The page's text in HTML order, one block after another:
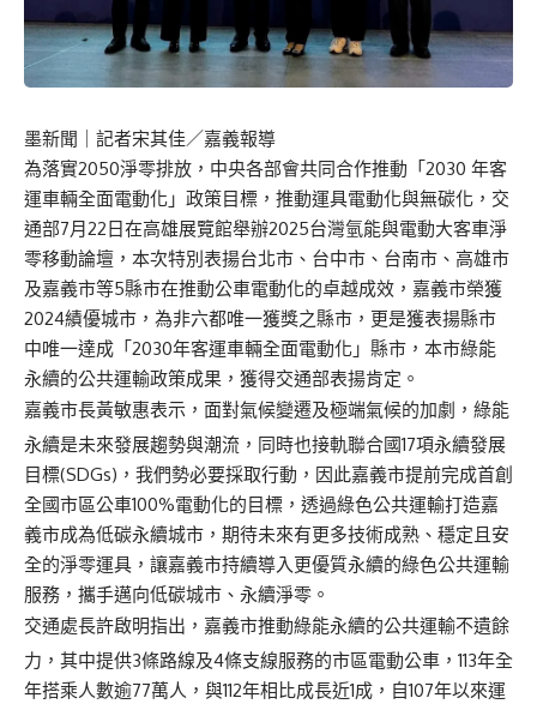
墨新聞
｜記者宋其佳／嘉義報導
為落實2050淨零排放，中央各部會共同合作推動「2030 年客
運車輛全面電動化」政策目標，推動運具電動化與無碳化，交
通部7月22日在高雄展覽館舉辦2025台灣氫能與電動大客車淨
零移動論壇，本次特別表揚台北市、台中市、台南市、高雄市
及嘉義市等5縣市在推動公車電動化的卓越成效，嘉義市榮獲
2024績優城市，為非六都唯一獲獎之縣市，更是獲表揚縣市
中唯一達成「2030年客運車輛全面電動化」縣市，本市綠能
永續的公共運輸政策成果，獲得交通部表揚肯定。
嘉義市長黃敏惠表示，面對氣候變遷及極端氣候的加劇，綠能
永續是未來發展趨勢與潮流，同時也接軌聯合國17項永續發展
目標(SDGs)，我們勢必要採取行動，因此嘉義市提前完成首創
全國市區公車100%電動化的目標，透過綠色公共運輸打造嘉
義市成為低碳永續城市，期待未來有更多技術成熟、穩定且安
全的淨零運具，讓嘉義市持續導入更優質永續的綠色公共運輸
服務，攜手邁向低碳城市、永續淨零。
交通處長許啟明指出，嘉義市推動綠能永續的公共運輸不遺餘
力，其中提供3條路線及4條支線服務的市區電動公車，113年全
年搭乘人數逾77萬人，與112年相比成長近1成，自107年以來運